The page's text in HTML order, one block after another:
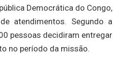
Democrática do Congo,
atendimentos. Segundo a
pessoas decidiram entregar
no período da missão.